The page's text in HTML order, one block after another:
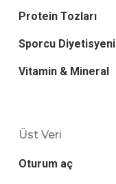
Protein Tozları
Sporcu Diyetisyeni
Vitamin & Mineral
Üst Veri
Oturum aç